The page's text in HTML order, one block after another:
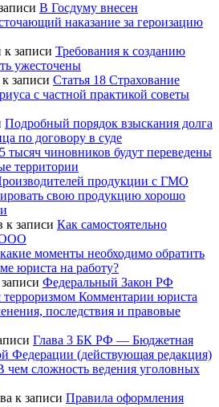
В Госдуму внесен
наказание за героизацию
к записи Требования к созданию
ужесточены
к записи Статья 18 Страхование
с частной практикой советы
Подробный порядок взыскания долга
по договору в суде
тысяч чиновников будут переведены
территории
продукции с ГМО
свою продукцию хорошо
к записи Как самостоятельно
ООО
моменты необходимо обратить
юриста на работу?
Федеральный Закон РФ
терроризмом Комментарии юриста
последствия и правовые
Глава 3 БК РФ — Бюджетная
Федерации (действующая редакция)
чем сложность ведения уголовных
к записи Правила оформления